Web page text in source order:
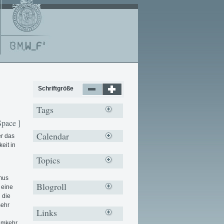
]
das
in
die
Schriftgröße
Tags
Calendar
Topics
Blogroll
Links